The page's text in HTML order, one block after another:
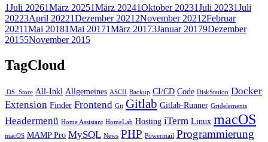
1Juli 20261März 20251März 20241Oktober 20231Juli 20231Juli
20223April 20221Dezember 2021 2November 2021 2Februar
20211Mai 20181Mai 20171März 20173Januar 20179Dezember
20155November 2015
TagCloud
.DS_Store All-Inkl Allgemeines ASCII Backup CI/CD Code DiskStation Docker
Extension Finder Frontend Git Gitlab Gitlab-Runner Gridelements
Headermenü Home Assistant HomeLab Hosting iTerm Linux macOS
macOS MAMP Pro MySQL News PHP Powermail Programmierung